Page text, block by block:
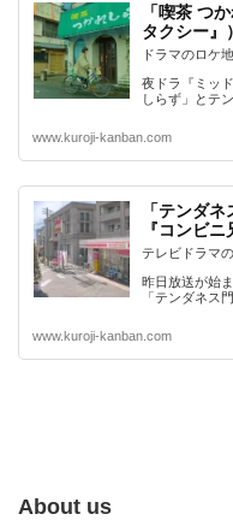
「喫茶 つ
タクシー』）
ドラマのロケ
夜ドラ『ミッ
しらず」とテ
www.kuroji-kanban.com
「テンダ
『コンビニ
テレビドラマ
昨日放送が始
「テンダネス
www.kuroji-kanban.com
About us